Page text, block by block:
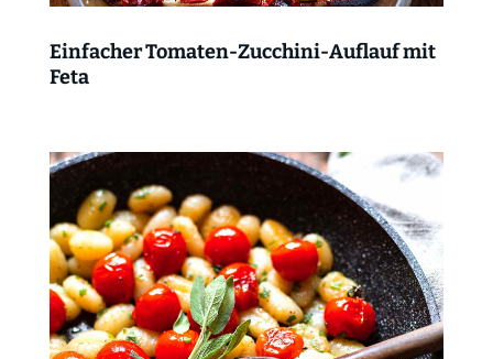
Einfacher Tomaten-Zucchini-Auflauf mit
Feta